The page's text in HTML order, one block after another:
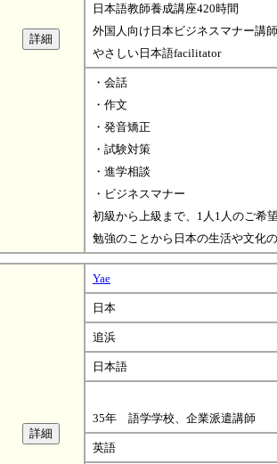
日本語教師養成講座420時間
外国人向け日本ビジネスマナー講師
やさしい日本語facilitator
・会話
・作文
・発音矯正
・試験対策
・進学相談
・ビジネスマナー
初級から上級まで、1人1人のご希
勉強のことから日本の生活や文化
Yae
日本
追浜
日本語
35年 語学学校、企業派遣講師
英語